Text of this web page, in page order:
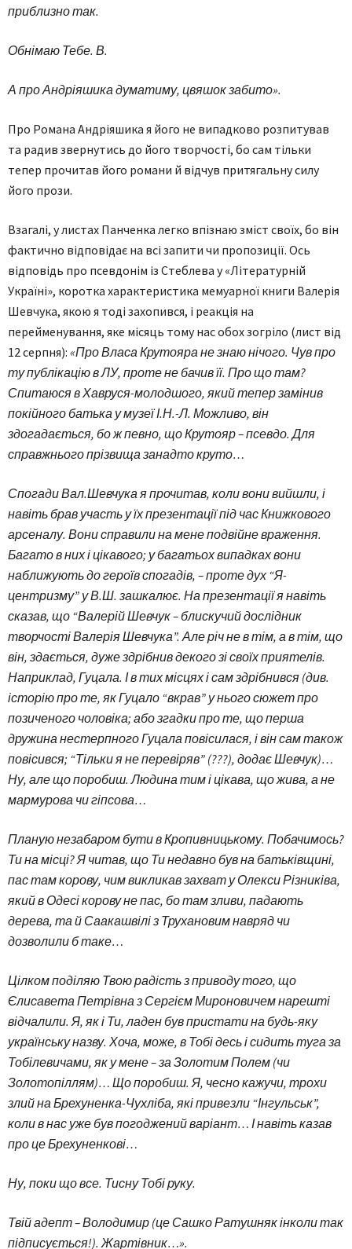
приблизно так.
Обнімаю Тебе. В.
А про Андріяшика думатиму, цвяшок забито».
Про Романа Андріяшика я його не випадково розпитував
та радив звернутись до його творчості, бо сам тільки
тепер прочитав його романи й відчув притягальну силу
його прози.
Взагалі, у листах Панченка легко впізнаю зміст своїх, бо він
фактично відповідає на всі запити чи пропозиції. Ось
відповідь про псевдонім із Стеблева у «Літературній
Україні», коротка характеристика мемуарної книги Валерія
Шевчука, якою я тоді захопився, і реакція на
перейменування, яке місяць тому нас обох зогріло (лист від
12 серпня): «Про Власа Крутояра не знаю нічого. Чув про
ту публікацію в ЛУ, проте не бачив її. Про що там?
Спитаюся в Хавруся-молодшого, який тепер замінив
покійного батька у музеї І.Н.-Л. Можливо, він
здогадається, бо ж певно, що Крутояр – псевдо. Для
справжнього прізвища занадто круто…
Спогади Вал.Шевчука я прочитав, коли вони вийшли, і
навіть брав участь у їх презентації під час Книжкового
арсеналу. Вони справили на мене подвійне враження.
Багато в них і цікавого; у багатьох випадках вони
наближують до героїв спогадів, – проте дух “Я-
центризму” у В.Ш. зашкалює. На презентації я навіть
сказав, що “Валерій Шевчук – блискучий дослідник
творчості Валерія Шевчука”. Але річ не в тім, а в тім, що
він, здається, дуже здрібнив декого зі своїх приятелів.
Наприклад, Гуцала. І в тих місцях і сам здрібнився (див.
історію про те, як Гуцало “вкрав” у нього сюжет про
позиченого чоловіка; або згадки про те, що перша
дружина нестерпного Гуцала повісилася, і він сам також
повісився; “Тільки я не перевіряв” (???), додає Шевчук)…
Ну, але що поробиш. Людина тим і цікава, що жива, а не
мармурова чи гіпсова…
Планую незабаром бути в Кропивницькому. Побачимось?
Ти на місці? Я читав, що Ти недавно був на батьківщині,
пас там корову, чим викликав захват у Олекси Різниківа,
який в Одесі корову не пас, бо там зливи, падають
дерева, та й Саакашвілі з Трухановим навряд чи
дозволили б таке…
Цілком поділяю Твою радість з приводу того, що
Єлисавета Петрівна з Сергієм Мироновичем нарешті
відчалили. Я, як і Ти, ладен був пристати на будь-яку
українську назву. Хоча, може, в Тобі десь і сидить туга за
Тобілевичами, як у мене – за Золотим Полем (чи
Золотопіллям)… Що поробиш. Я, чесно кажучи, трохи
злий на Брехуненка-Чухліба, які привезли “Інгульськ”,
коли в нас уже був погоджений варіант… І навіть казав
про це Брехуненкові…
Ну, поки що все. Тисну Тобі руку.
Твій адепт – Володимир (це Сашко Ратушняк інколи так
підписується!). Жартівник…».